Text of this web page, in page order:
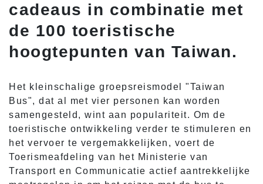
cadeaus in combinatie met
de 100 toeristische
hoogtepunten van Taiwan.
Het kleinschalige groepsreismodel "Taiwan
Bus", dat al met vier personen kan worden
samengesteld, wint aan populariteit. Om de
toeristische ontwikkeling verder te stimuleren en
het vervoer te vergemakkelijken, voert de
Toerismeafdeling van het Ministerie van
Transport en Communicatie actief aantrekkelijke